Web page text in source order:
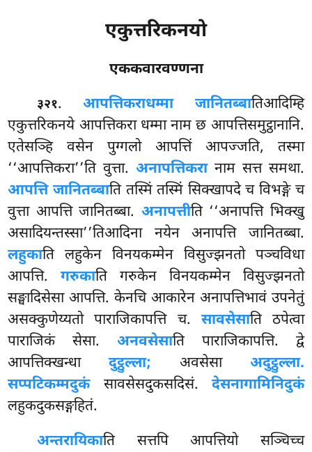
एकुत्तरिकनयो
एककवारवण्णना
३२१.आपत्तिकराधम्मा जानितब्बातिआदिम्हि
एकुत्तरिकनये आपत्तिकरा धम्मा नाम छ आपत्तिसमुट्ठानानि.
एतेसञ्हि वसेन पुग्गलो आपत्तिं आपज्जति, तस्मा
‘‘आपत्तिकरा’’ति वुत्ता.अनापत्तिकरानाम सत्त समथा.
आपत्ति जानितब्बाति तस्मिं तस्मिं सिक्खापदे च विभङ्गे च
वुत्ता आपत्ति जानितब्बा. अनापत्तीति ‘‘अनापत्ति भिक्खु
असादियन्तस्सा’’तिआदिना नयेन अनापत्ति जानितब्बा.
लहुकाति लहुकेन विनयकम्मेन विसुज्झनतो पञ्चविधा
आपत्ति.गरुकाति गरुकेन विनयकम्मेन विसुज्झनतो
सङ्घादिसेसा आपत्ति. केनचि आकारेन अनापत्तिभावं उपनेतुं
असक्कुणेय्यतो पाराजिकापत्ति च. सावसेसाति ठपेत्वा
पाराजिकं सेसा. अनवसेसाति पाराजिकापत्ति. द्वे
आपत्तिक्खन्धादुट्ठुल्ला; अवसेसा अदुट्ठुल्ला.
सप्पटिकम्मदुकंसावसेसदुकसदिसं. देसनागामिनिदुकं
लहुकदुकसङ्गहितं.
अन्तरायिकाति सत्तपि आपत्तियो सञ्चिच्च